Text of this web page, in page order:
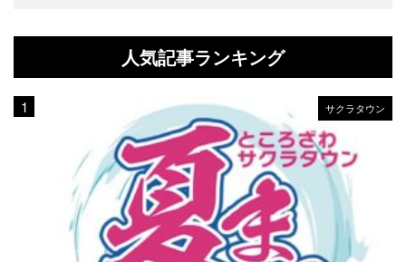
人気記事ランキング
サクラタウン